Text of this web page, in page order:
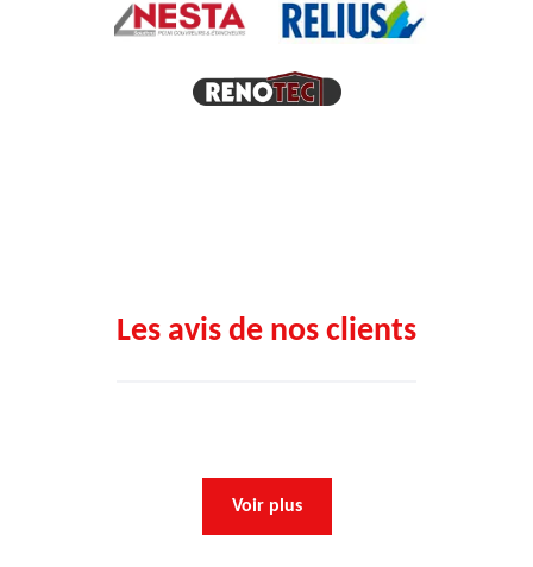
Les avis de nos clients
Voir plus